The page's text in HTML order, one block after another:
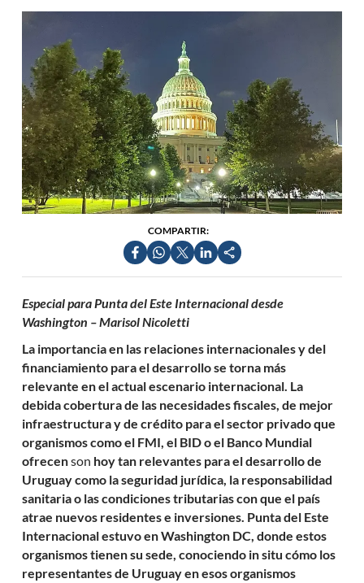
COMPARTIR:
Especial para Punta del Este Internacional desde
Washington – Marisol Nicoletti
La importancia en las relaciones internacionales y del
financiamiento para el desarrollo se torna más
relevante en el actual escenario internacional. La
debida cobertura de las necesidades fiscales, de mejor
infraestructura y de crédito para el sector privado que
organismos como el FMI, el BID o el Banco Mundial
ofrecenson hoy tan relevantes para el desarrollo de
Uruguay como la seguridad jurídica, la responsabilidad
sanitaria o las condiciones tributarias con que el país
atrae nuevos residentes e inversiones. Punta del Este
Internacional estuvo en Washington DC, donde estos
organismos tienen su sede, conociendo in situ cómo los
representantes de Uruguay en esos organismos